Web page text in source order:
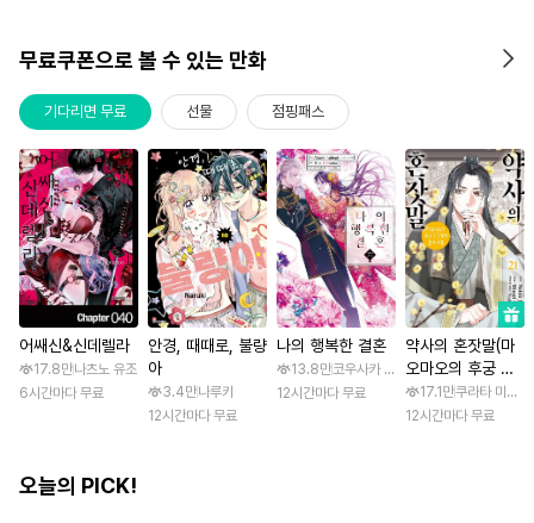
무료쿠폰으로 볼 수 있는 만화
기다리면 무료 선물 점핑패스
어쌔신&신데렐라
17.8만나츠노 유조
6시간마다 무료
안경, 때때로, 불량
아
3.4만나루키
12시간마다 무료
나의 행복한 결혼
13.8만코우사카 리토 / 아기토기 아쿠미
12시간마다 무료
약사의 혼잣말(마
오마오의 후궁 수
수께끼 풀이수첩)
17.1만쿠라타 미노
12시간마다 무료
오늘의 PICK!